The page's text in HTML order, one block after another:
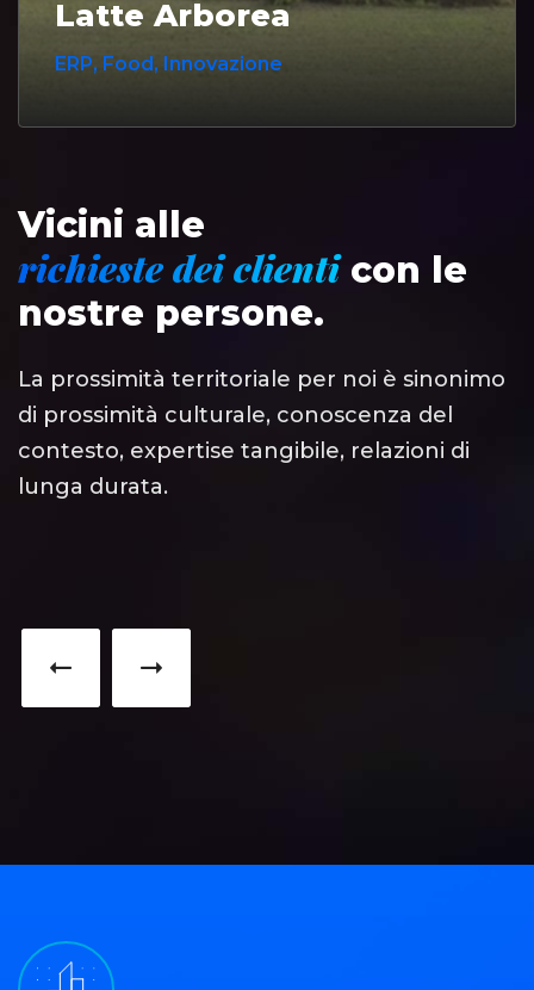
Latte Arborea
ERP, Food, Innovazione
Vicini alle
richieste dei clienticon le
nostre persone.
La prossimità territoriale per noi è sinonimo
di prossimità culturale, conoscenza del
contesto, expertise tangibile, relazioni di
lunga durata.